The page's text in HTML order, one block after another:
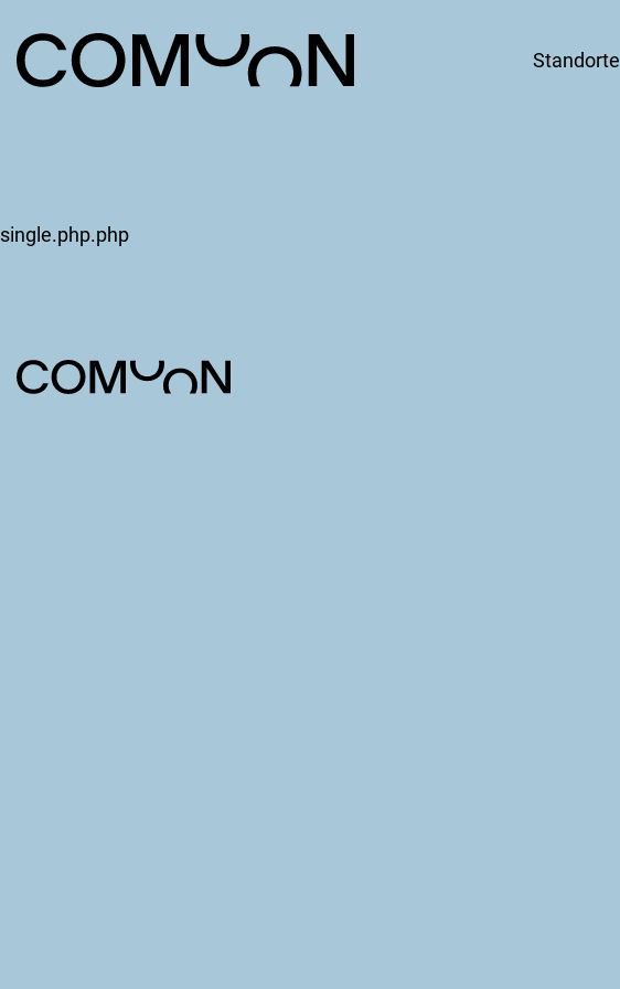
Standorte
single.php.php